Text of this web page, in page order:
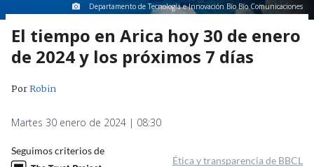
Departamento de Tecnología e Innovación Bío Bío Comunicaciones
El tiempo en Arica hoy 30 de enero
de 2024 y los próximos 7 días
PorRobin
Martes 30 enero de 2024 | 08:30
Seguimos criterios de
Ética y transparencia de BBCL